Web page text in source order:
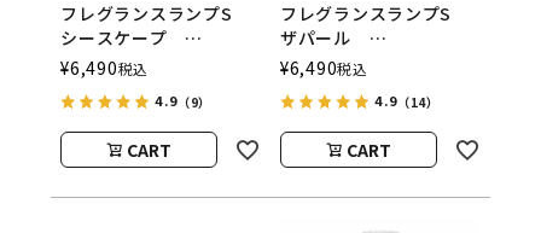
フレグランスランプS
シースケープ
ASHLEIGH&BURWOOD
（アシュレイアンドバー
ウッド）
¥6,490税込
4.9 （9）
CART
フレグランスランプS
ザパール
ASHLEIGH&BURWOOD
（アシュレイアンドバー
ウッド）
¥6,490税込
4.9（14）
CART